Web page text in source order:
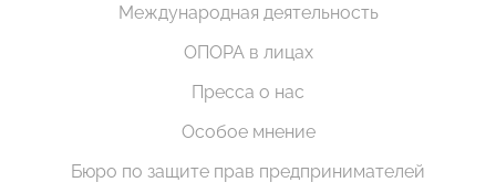
Международная деятельность
ОПОРА в лицах
Пресса о нас
Особое мнение
Бюро по защите прав предпринимателей